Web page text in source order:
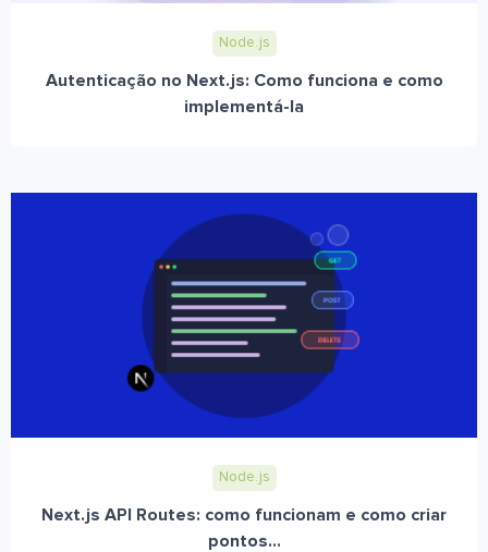
Node.js
Autenticação no Next.js: Como funciona e como
implementá-la
Node.js
Next.js API Routes: como funcionam e como criar
pontos...